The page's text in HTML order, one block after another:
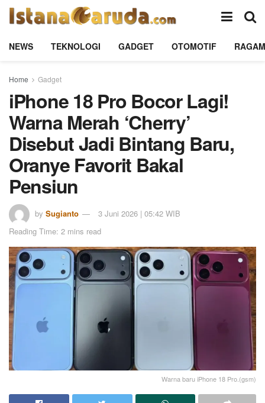
NEWS TEKNOLOGI GADGET OTOMOTIF RAGAM
Home Gadget
iPhone 18 Pro Bocor Lagi!
Warna Merah ‘Cherry’
Disebut Jadi Bintang Baru,
Oranye Favorit Bakal
Pensiun
by Sugianto
3 Juni 2026 | 05:42 WIB
Reading Time: 2 mins read
Warna baru iPhone 18 Pro.(gsm)